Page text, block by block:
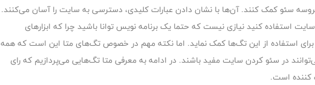
سئو کمک کنند. آن‌ها با نشان دادن عبارات کلیدی، دسترسی به سایت را آسان می‌کنند.
استفاده کنید نیازی نیست که حتما یک برنامه نویس توانا باشید چرا که ابزارهای
برای استفاده از این تگ‌ها کمک نماید. اما نکته مهم در خصوص تگ‌های متا این است که همه
در سئو کردن سایت مفید باشند. در ادامه به معرفی متا تگ‌هایی می‌پردازیم که رای
است.